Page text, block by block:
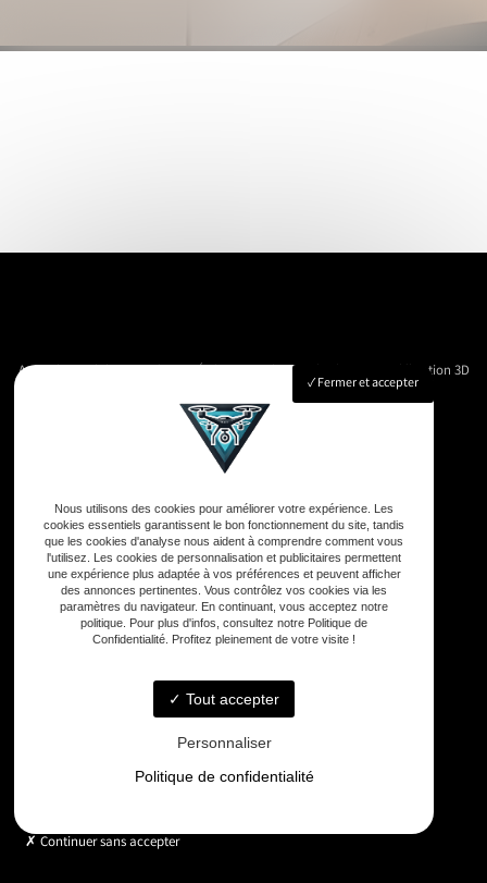
Accueil Suivi de chantier
Modélisation 3D
Contact
Adresse
33590 Vensac
Téléphone
06 33 48 35 75
Email
contact@gd-drones-services.fr
Horaires
Fermer et accepter
Nous utilisons des cookies pour améliorer votre expérience. Les
cookies essentiels garantissent le bon fonctionnement du site, tandis
que les cookies d'analyse nous aident à comprendre comment vous
l'utilisez. Les cookies de personnalisation et publicitaires permettent
une expérience plus adaptée à vos préférences et peuvent afficher
des annonces pertinentes. Vous contrôlez vos cookies via les
paramètres du navigateur. En continuant, vous acceptez notre
politique. Pour plus d'infos, consultez notre Politique de
Confidentialité. Profitez pleinement de votre visite !
Tout accepter
Personnaliser
Politique de confidentialité
Continuer sans accepter